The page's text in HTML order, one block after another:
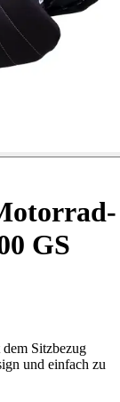
GS
Sitzbezug
und einfach zu